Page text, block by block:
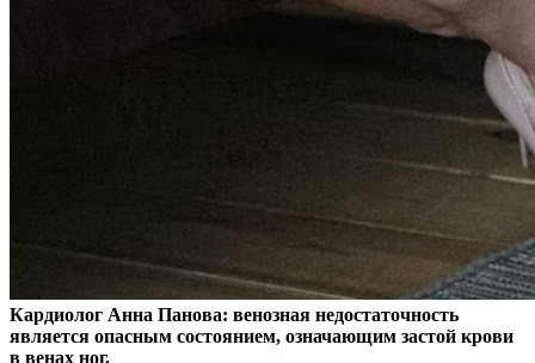
Кардиолог Анна Панова: венозная недостаточность
является опасным состоянием, означающим застой крови
в венах ног.